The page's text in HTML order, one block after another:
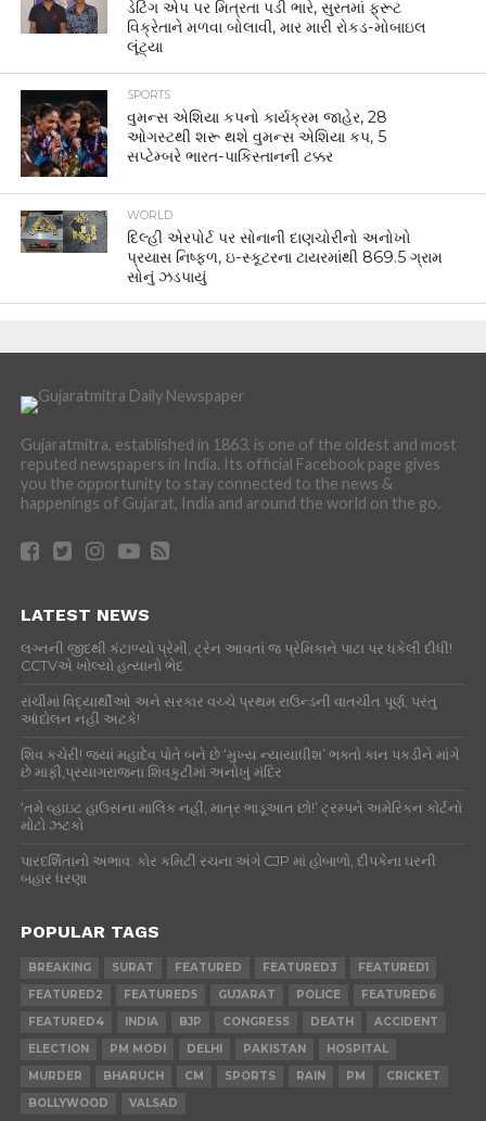
ડેટિંગ એપ પર મિત્રતા પડી ભારે, સુરતમાં ફ્રૂટ
વિક્રેતાને મળવા બોલાવી, માર મારી રોકડ-મોબાઇલ
લૂંટ્યા
SPORTS
વુમન્સ એશિયા કપનો કાર્યક્રમ જાહેર, 28
ઓગસ્ટથી શરૂ થશે વુમન્સ એશિયા કપ, 5
સપ્ટેમ્બરે ભારત-પાકિસ્તાનની ટક્કર
WORLD
દિલ્હી એરપોર્ટ પર સોનાની દાણચોરીનો અનોખો
પ્રયાસ નિષ્ફળ, ઇ-સ્કૂટરના ટાયરમાંથી 869.5 ગ્રામ
સોનું ઝડપાયું
Gujaratmitra, established in 1863, is one of the oldest and most
reputed newspapers in India. Its official Facebook page gives
you the opportunity to stay connected to the news &
happenings of Gujarat, India and around the world on the go.
LATEST NEWS
લગ્નની જીદથી કંટાળ્યો પ્રેમી, ટ્રેન આવતાં જ પ્રેમિકાને પાટા પર ધકેલી દીધી!
CCTVએ ખોલ્યો હત્યાનો ભેદ
રાંચીમાં વિદ્યાર્થીઓ અને સરકાર વચ્ચે પ્રથમ રાઉન્ડની વાતચીત પૂર્ણ, પરંતુ
આંદોલન નહીં અટકે!
શિવ કચેરી! જ્યાં મહાદેવ પોતે બને છે ‘મુખ્ય ન્યાયાધીશ’ ભક્તો કાન પકડીને માંગે
છે માફી,પ્રયાગરાજના શિવકુટીમાં અનોખું મંદિર
‘તમે વ્હાઇટ હાઉસના માલિક નહીં, માત્ર ભાડૂઆત છો!’ ટ્રમ્પને અમેરિકન કોર્ટનો
મોટો ઝટકો
પારદર્શિતાનો અભાવ: કોર કમિટી રચના અંગે CJP માં હોબાળો, દીપકેના ઘરની
બહાર ધરણા
POPULAR TAGS
BREAKING SURAT FEATURED FEATURED3
FEATURED1
FEATURED2
FEATURED5 GUJARAT POLICE
FEATURED6
FEATURED4
INDIA BJP CONGRESS DEATH
ACCIDENT
ELECTION
PM MODI DELHI PAKISTAN
HOSPITAL
MURDER
BHARUCH CM SPORTS RAIN PM
CRICKET
BOLLYWOOD
VALSAD